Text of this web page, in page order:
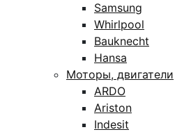
Samsung
Whirlpool
Bauknecht
Hansa
Моторы, двигатели
ARDO
Ariston
Indesit